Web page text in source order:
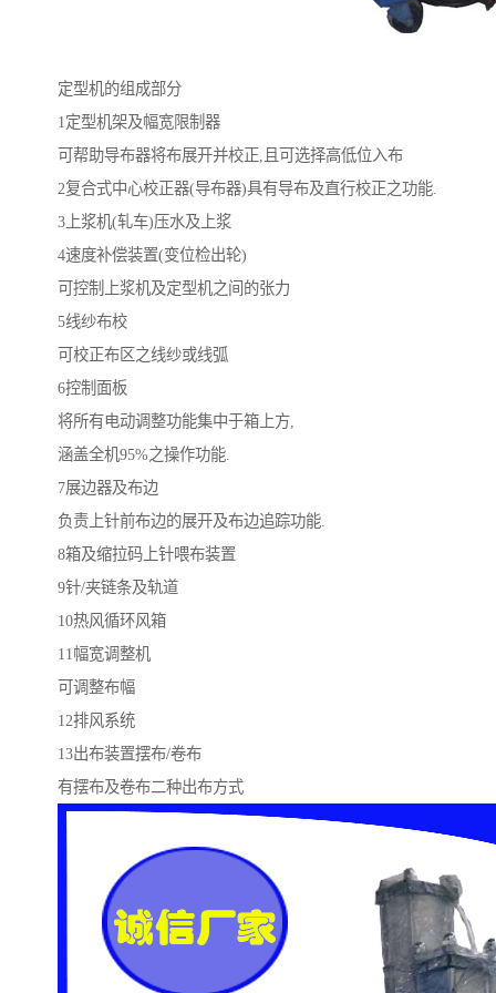
定型机的组成部分
1定型机架及幅宽限制器
可帮助导布器将布展开并校正,且可选择高低位入布
2复合式中心校正器(导布器)具有导布及直行校正之功能.
3上浆机(轧车)压水及上浆
4速度补偿装置(变位检出轮)
可控制上浆机及定型机之间的张力
5线纱布校
可校正布区之线纱或线弧
6控制面板
将所有电动调整功能集中于箱上方,
涵盖全机95%之操作功能.
7展边器及布边
负责上针前布边的展开及布边追踪功能.
8箱及缩拉码上针喂布装置
9针/夹链条及轨道
10热风循环风箱
11幅宽调整机
可调整布幅
12排风系统
13出布装置摆布/卷布
有摆布及卷布二种出布方式